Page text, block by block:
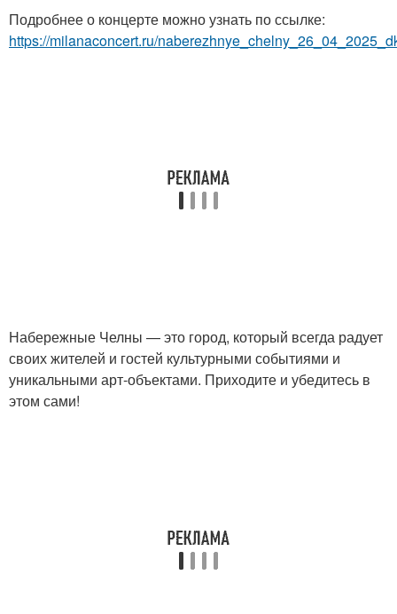
Подробнее о концерте можно узнать по ссылке:
https://milanaconcert.ru/
Набережные Челны — это город, который всегда радует
своих жителей и гостей культурными событиями и
уникальными арт-объектами. Приходите и убедитесь в
этом сами!